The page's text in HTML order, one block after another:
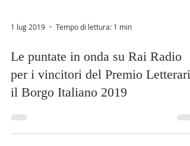
1 lug 2019 Tempo di lettura: 1 min
Le puntate in onda su Rai Radio
per i vincitori del Premio Letterario
il Borgo Italiano 2019